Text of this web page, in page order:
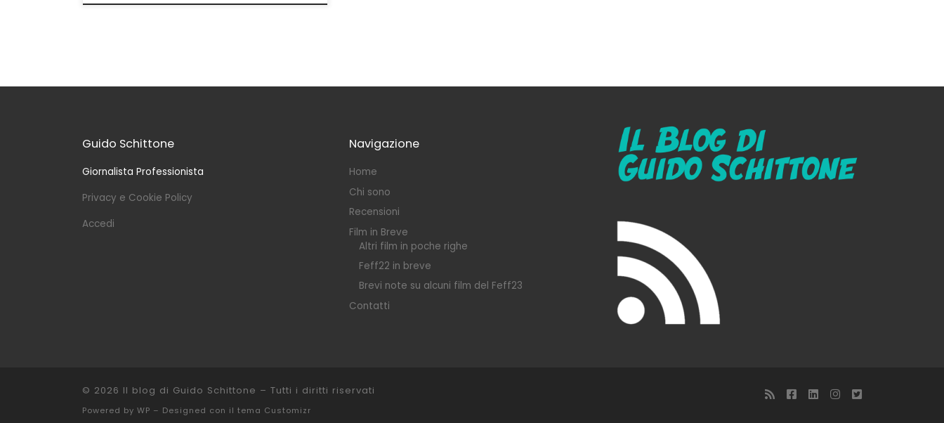
Guido Schittone
Giornalista Professionista
Privacy e Cookie Policy
Accedi
Navigazione
Home
Chi sono
Recensioni
Film in Breve
Altri film in poche righe
Feff22 in breve
Brevi note su alcuni film del Feff23
Contatti
© 2026 Il blog di Guido Schittone – Tutti i diritti riservati
Powered by WP – Designed con il tema Customizr